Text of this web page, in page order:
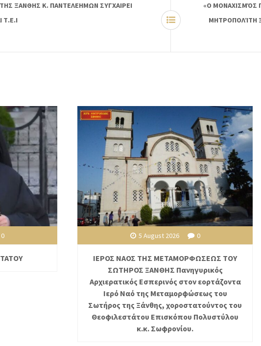
ΞΑΝΘΗΣ Κ. ΠΑΝΤΕΛΕΗΜΩΝ ΣΥΓΧΑΙΡΕΙ
Τ.Ε.Ι
«Ο ΜΟΝΑΧΙΣΜΌΣ
ΜΗΤΡΟΠΟΛΊΤΗ
0 5 August 2026 0
ΙΕΡΟΣ ΝΑΟΣ ΤΗΣ ΜΕΤΑΜΟΡΦΩΣΕΩΣ ΤΟΥ
ΣΩΤΗΡΟΣ ΞΑΝΘΗΣ Πανηγυρικός
Αρχιερατικός Εσπερινός στον εορτάζοντα
Ιερό Ναό της Μεταμορφώσεως του
Σωτήρος της Ξάνθης, χοροστατούντος του
Θεοφιλεστάτου Επισκόπου Πολυστύλου
κ.κ. Σωφρονίου.